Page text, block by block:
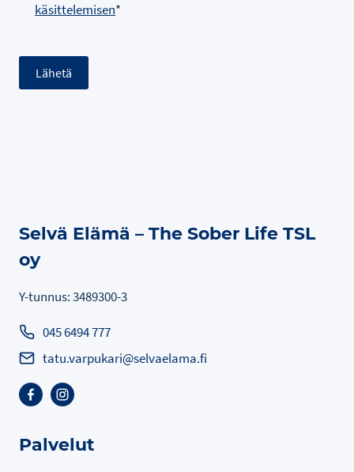
käsittelemisen*
Lähetä
Selvä Elämä – The Sober Life TSL
oy
Y-tunnus: 3489300-3
045 6494 777
tatu.varpukari@selvaelama.fi
Palvelut